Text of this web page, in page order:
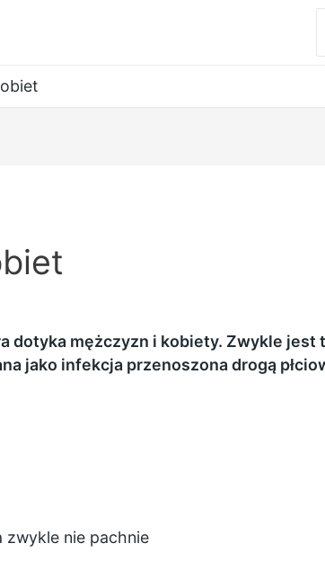
dotyka mężczyzn i kobiety. Zwykle jest
jako infekcja przenoszona drogą
nie pachnie